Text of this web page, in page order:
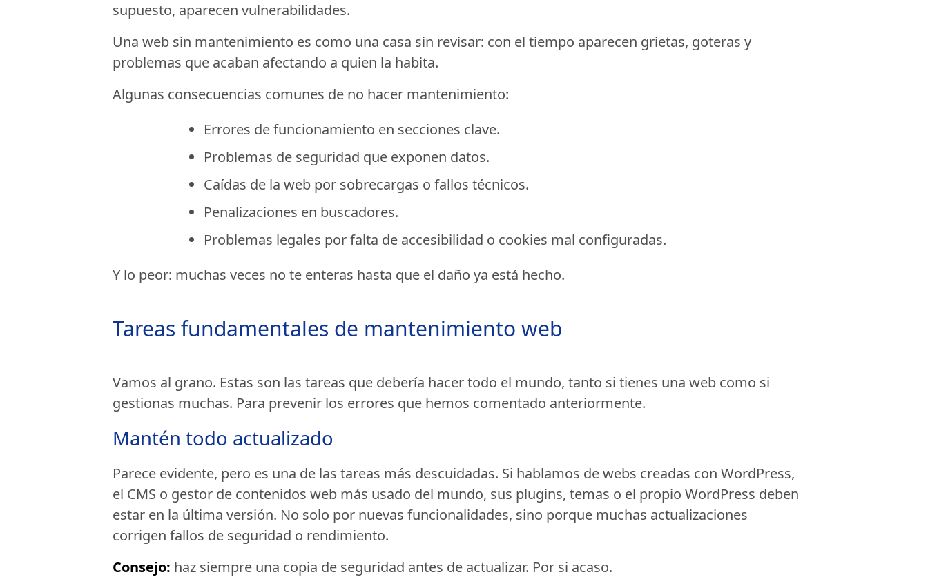
supuesto, aparecen vulnerabilidades.
Una web sin mantenimiento es como una casa sin revisar: con el tiempo aparecen grietas, goteras y
problemas que acaban afectando a quien la habita.
Algunas consecuencias comunes de no hacer mantenimiento:
Errores de funcionamiento en secciones clave.
Problemas de seguridad que exponen datos.
Caídas de la web por sobrecargas o fallos técnicos.
Penalizaciones en buscadores.
Problemas legales por falta de accesibilidad o cookies mal configuradas.
Y lo peor: muchas veces no te enteras hasta que el daño ya está hecho.
Tareas fundamentales de mantenimiento web
Vamos al grano. Estas son las tareas que debería hacer todo el mundo, tanto si tienes una web como si
gestionas muchas. Para prevenir los errores que hemos comentado anteriormente.
Mantén todo actualizado
Parece evidente, pero es una de las tareas más descuidadas. Si hablamos de webs creadas con WordPress,
el CMS o gestor de contenidos web más usado del mundo, sus plugins, temas o el propio WordPress deben
estar en la última versión. No solo por nuevas funcionalidades, sino porque muchas actualizaciones
corrigen fallos de seguridad o rendimiento.
Consejo: haz siempre una copia de seguridad antes de actualizar. Por si acaso.